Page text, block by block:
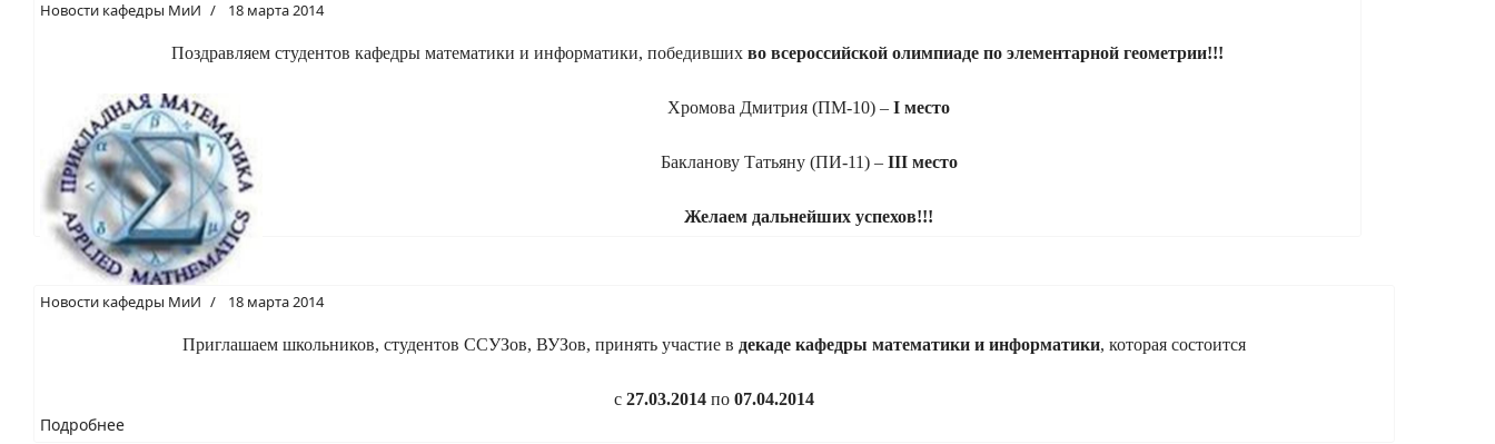
Новости кафедры МиИ 18 марта 2014
Поздравляем студентов кафедры математики и информатики, победивших во всероссийской олимпиаде по элементарной геометрии!!!
Хромова Дмитрия (ПМ-10) – I место
Бакланову Татьяну (ПИ-11) – IIIместо
Желаем дальнейших успехов!!!
Новости кафедры МиИ 18 марта 2014
Приглашаем школьников, студентов CCУЗов, ВУЗов, принять участие в декаде кафедры математики и информатики, которая состоится
с 27.03.2014 по 07.04.2014
Подробнее